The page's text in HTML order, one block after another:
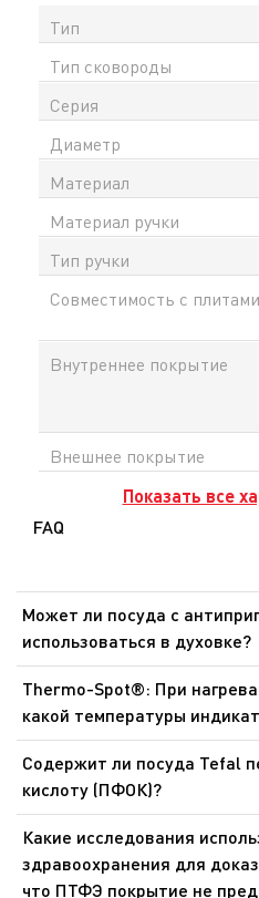
Тип
Тип сковороды
Серия
Диаметр
Материал
Материал ручки
Тип ручки
Совместимость с плитами
Внутреннее покрытие
Внешнее покрытие
Показать все
FAQ
Может ли посуда с
использоваться в духовке?
Для приготовления пищи в
использоваться только
линейки Ingenio со съемными
съемные ручки должны
Посуда никогда не должна
микроволновых печах и
Thermo-Spot®: При
какой температуры
Сковороды: от 140 °C до
от 165 °C до 240 °C. Это
обжарки и готовки. Данный
готовить более здоровую
температуре.
Содержит ли посуда Tefal
кислоту (ПФОК)?
Нет. Посуда Tefal с
содержит
подтверждают результаты
Какие исследования
здравоохранения для
что ПТФЭ покрытие не